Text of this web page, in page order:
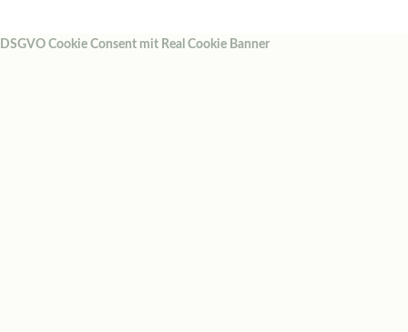
DSGVO Cookie Consent mit Real Cookie Banner